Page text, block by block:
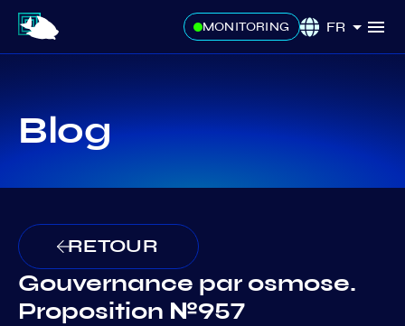
MONITORING FR
Blog
RETOUR
Gouvernance par osmose.
Proposition №957